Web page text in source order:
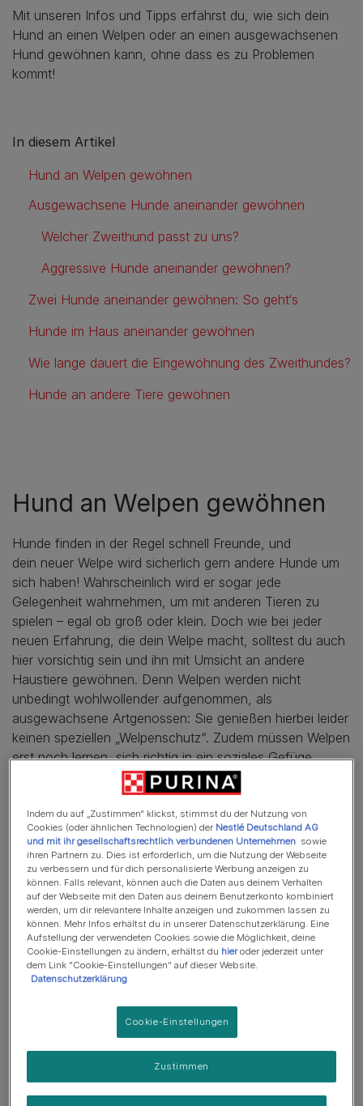
Mit unseren Infos und Tipps erfährst du, wie sich dein
Hund an einen Welpen oder an einen ausgewachsenen
Hund gewöhnen kann, ohne dass es zu Problemen
kommt!
In diesem Artikel
Hund an Welpen gewöhnen
Ausgewachsene Hunde aneinander gewöhnen
Welcher Zweithund passt zu uns?
Aggressive Hunde aneinander gewöhnen?
Zwei Hunde aneinander gewöhnen: So geht‘s
Hunde im Haus aneinander gewöhnen
Wie lange dauert die Eingewöhnung des Zweithundes?
Hunde an andere Tiere gewöhnen
Hund an Welpen gewöhnen
Hunde finden in der Regel schnell Freunde, und
dein neuer Welpe wird sicherlich gern andere Hunde um
sich haben! Wahrscheinlich wird er sogar jede
Gelegenheit wahrnehmen, um mit anderen Tieren zu
spielen – egal ob groß oder klein. Doch wie bei jeder
neuen Erfahrung, die dein Welpe macht, solltest du auch
hier vorsichtig sein und ihn mit Umsicht an andere
Haustiere gewöhnen. Denn Welpen werden nicht
unbedingt wohlwollender aufgenommen, als
ausgewachsene Artgenossen: Sie genießen hierbei leider
keinen speziellen „Welpenschutz“. Zudem müssen Welpen
erst noch lernen, sich richtig in ein soziales Gefüge
einzuordnen und mit anderen Hunden sowie dem
Menschen zu kommunizieren. Auf Grund dessen
benötigen sie generell mehr Zeit und Aufmerksamkeit als
erwachsene Tiere.
Diese Tipps sollten dir helfen, wenn du einen neuen
Hundewelpen an einen ausgewachsenen Hund
gewöhnen möchtest:
Bevor dein neuer Welpe zu dir nach Hause kommt,
solltest du dich vergewissern, dass du beide Hunde,
sowohl der bereits vorhandene Hund als auch der
Welpe, alle notwendigen Impfungen erhalten hat,
damit alle Beteiligten gesund und zufrieden sind und
es auch bleiben.
Finde einen neutralen Ort, an dem du die beiden
Hunde zusammenbringen kannst und wo dein
Indem du auf „Zustimmen“ klickst, stimmst du der Nutzung von
Cookies (oder ähnlichen Technologien) der Nestlé Deutschland AG
und mit ihr gesellschaftsrechtlich verbundenen Unternehmen sowie
ihren Partnern zu. Dies ist erforderlich, um die Nutzung der Webseite
zu verbessern und für dich personalisierte Werbung anzeigen zu
können. Falls relevant, können auch die Daten aus deinem Verhalten
auf der Webseite mit den Daten aus deinem Benutzerkonto kombiniert
werden, um dir relevantere Inhalte anzeigen und zukommen lassen zu
können. Mehr Infos erhältst du in unserer Datenschutzerklärung. Eine
Aufstellung der verwendeten Cookies sowie die Möglichkeit, deine
Cookie-Einstellungen zu ändern, erhältst du hieroder jederzeit unter
dem Link "Cookie-Einstellungen" auf dieser Website.
Datenschutzerklärung
Cookie-Einstellungen
Zustimmen